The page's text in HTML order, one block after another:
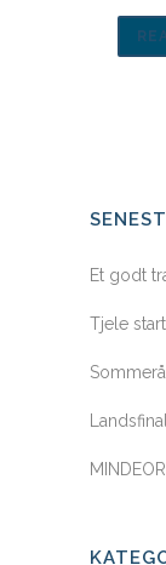
Et godt
Tjele